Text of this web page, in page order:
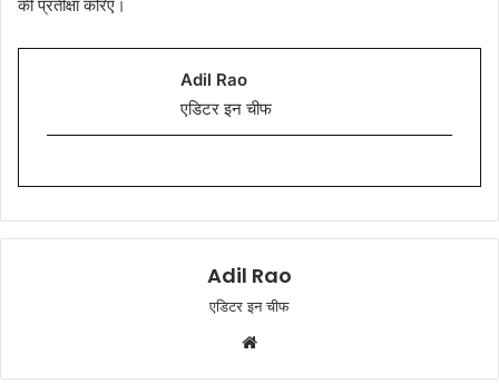
की प्रतीक्षा करिए।
Adil Rao
एडिटर इन चीफ
Adil Rao
एडिटर इन चीफ